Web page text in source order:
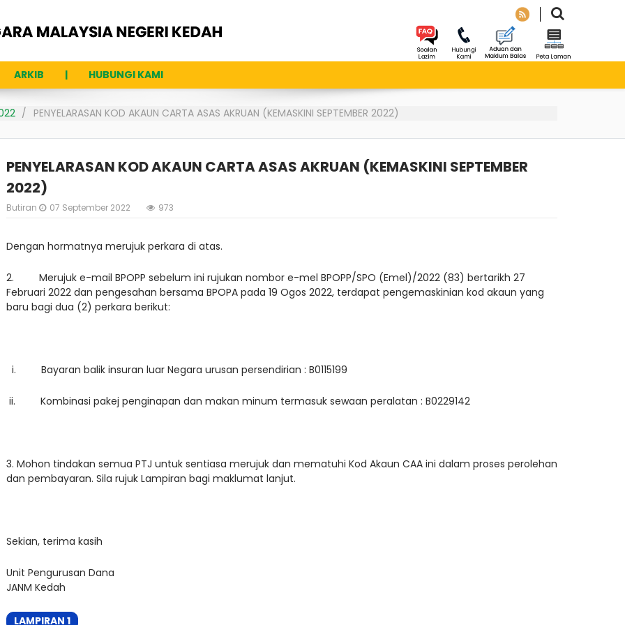
ARKIB HUBUNGI KAMI
PENYELARASAN KOD AKAUN CARTA ASAS AKRUAN (KEMASKINI SEPTEMBER 2022)
PENYELARASAN KOD AKAUN CARTA ASAS AKRUAN (KEMASKINI SEPTEMBER
2022)
Butiran 07 September 2022 973
Dengan hormatnya merujuk perkara di atas.
2. Merujuk e-mail BPOPP sebelum ini rujukan nombor e-mel BPOPP/SPO (Emel)/2022 (83) bertarikh 27
Februari 2022 dan pengesahan bersama BPOPA pada 19 Ogos 2022, terdapat pengemaskinian kod akaun yang
baru bagi dua (2) perkara berikut:
i. Bayaran balik insuran luar Negara urusan persendirian : B0115199
ii. Kombinasi pakej penginapan dan makan minum termasuk sewaan peralatan : B0229142
3. Mohon tindakan semua PTJ untuk sentiasa merujuk dan mematuhi Kod Akaun CAA ini dalam proses perolehan
dan pembayaran. Sila rujuk Lampiran bagi maklumat lanjut.
Sekian, terima kasih
Unit Pengurusan Dana
JANM Kedah
LAMPIRAN 1